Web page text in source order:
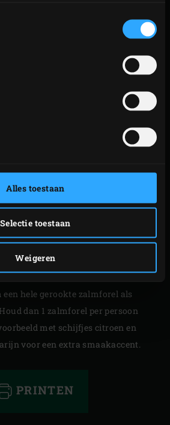
Alles toestaan
Selectie toestaan
Weigeren
hele gerookte zalmforel als
dan 1 zalmforel per persoon
met schijfjes citroen en
voor een extra smaakaccent.
PRINTEN